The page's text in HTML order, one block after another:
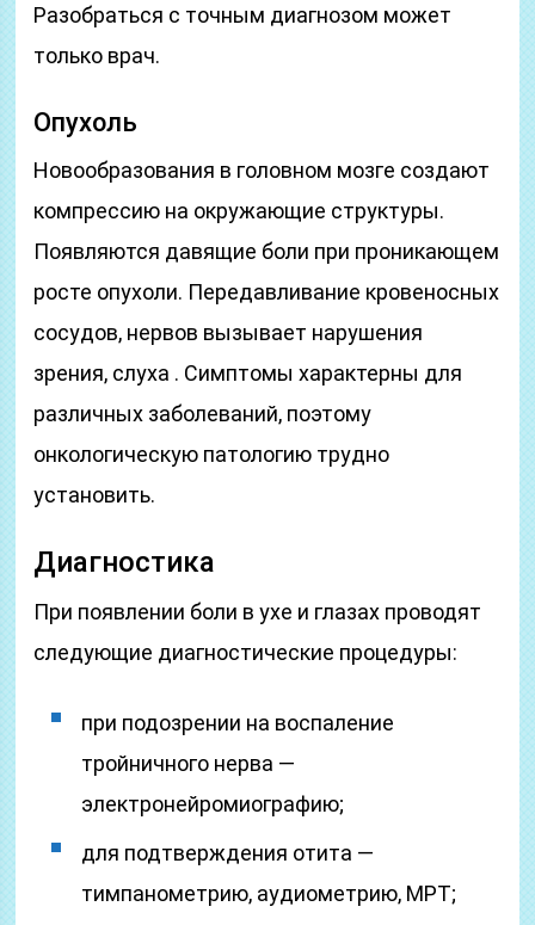
Разобраться с точным диагнозом может
только врач.
Опухоль
Новообразования в головном мозге создают
компрессию на окружающие структуры.
Появляются давящие боли при проникающем
росте опухоли. Передавливание кровеносных
сосудов, нервов вызывает нарушения
зрения, слуха . Симптомы характерны для
различных заболеваний, поэтому
онкологическую патологию трудно
установить.
Диагностика
При появлении боли в ухе и глазах проводят
следующие диагностические процедуры:
при подозрении на воспаление
тройничного нерва —
электронейромиографию;
для подтверждения отита —
тимпанометрию, аудиометрию, МРТ;